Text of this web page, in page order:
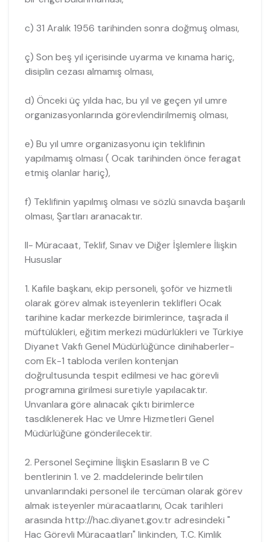
c) 31 Aralık 1956 tarihinden sonra doğmuş olması,
ç) Son beş yıl içerisinde uyarma ve kınama hariç,
disiplin cezası almamış olması,
d) Önceki üç yılda hac, bu yıl ve geçen yıl umre
organizasyonlarında görevlendirilmemiş olması,
e) Bu yıl umre organizasyonu için teklifinin
yapılmamış olması ( Ocak tarihinden önce feragat
etmiş olanlar hariç),
f) Teklifinin yapılmış olması ve sözlü sınavda başarılı
olması, Şartları aranacaktır.
II- Müracaat, Teklif, Sınav ve Diğer İşlemlere İlişkin
Hususlar
1. Kafile başkanı, ekip personeli, şoför ve hizmetli
olarak görev almak isteyenlerin teklifleri Ocak
tarihine kadar merkezde birimlerince, taşrada il
müftülükleri, eğitim merkezi müdürlükleri ve Türkiye
Diyanet Vakfı Genel Müdürlüğünce dinihaberler-
com Ek-1 tabloda verilen kontenjan
doğrultusunda tespit edilmesi ve hac görevli
programına girilmesi suretiyle yapılacaktır.
Unvanlara göre alınacak çıktı birimlerce
tasdiklenerek Hac ve Umre Hizmetleri Genel
Müdürlüğüne gönderilecektir.
2. Personel Seçimine İlişkin Esasların B ve C
bentlerinin 1. ve 2. maddelerinde belirtilen
unvanlarındaki personel ile tercüman olarak görev
almak isteyenler müracaatlarını, Ocak tarihleri
arasında http://hac.diyanet.gov.tr adresindeki "
Hac Görevli Müracaatları" linkinden, T.C. Kimlik